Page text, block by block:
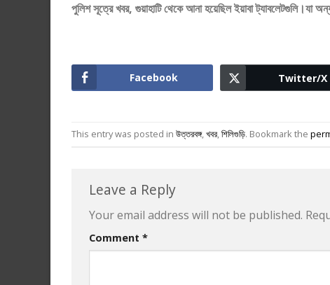
পুলিশ সূত্রে খবর, গুয়াহাটি থেকে আনা হয়েছিল ইয়াবা ট্যাবলেটগুলি।যা
Facebook Twitter/X
This entry was posted in উত্তরবঙ্গ,খবর,শিলিগুড়ি. Bookmark the
Leave a Reply
Your email address will not be published.
Comment *